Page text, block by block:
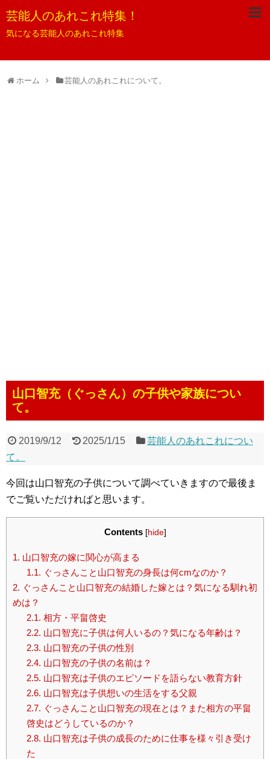
芸能人のあれこれ特集！
気になる芸能人のあれこれ特集
ホーム 芸能人のあれこれについて。
山口智充（ぐっさん）の子供や家族につい
て。
2019/9/12 2025/1/15
芸能人のあれこれについ
て。
今回は山口智充の子供について調べていきますので最後ま
でご覧いただければと思います。
Contents [hide]
1. 山口智充の嫁に関心が高まる
1.1. ぐっさんこと山口智充の身長は何cmなのか？
2. ぐっさんこと山口智充の結婚した嫁とは？気になる馴れ初
めは？
2.1. 相方・平畠啓史
2.2. 山口智充に子供は何人いるの？気になる年齢は？
2.3. 山口智充の子供の性別
2.4. 山口智充の子供の名前は？
2.5. 山口智充は子供のエピソードを語らない教育方針
2.6. 山口智充は子供想いの生活をする父親
2.7. ぐっさんこと山口智充の現在とは？また相方の平畠
啓史はどうしているのか？
2.8. 山口智充は子供の成長のために仕事を様々引き受け
た